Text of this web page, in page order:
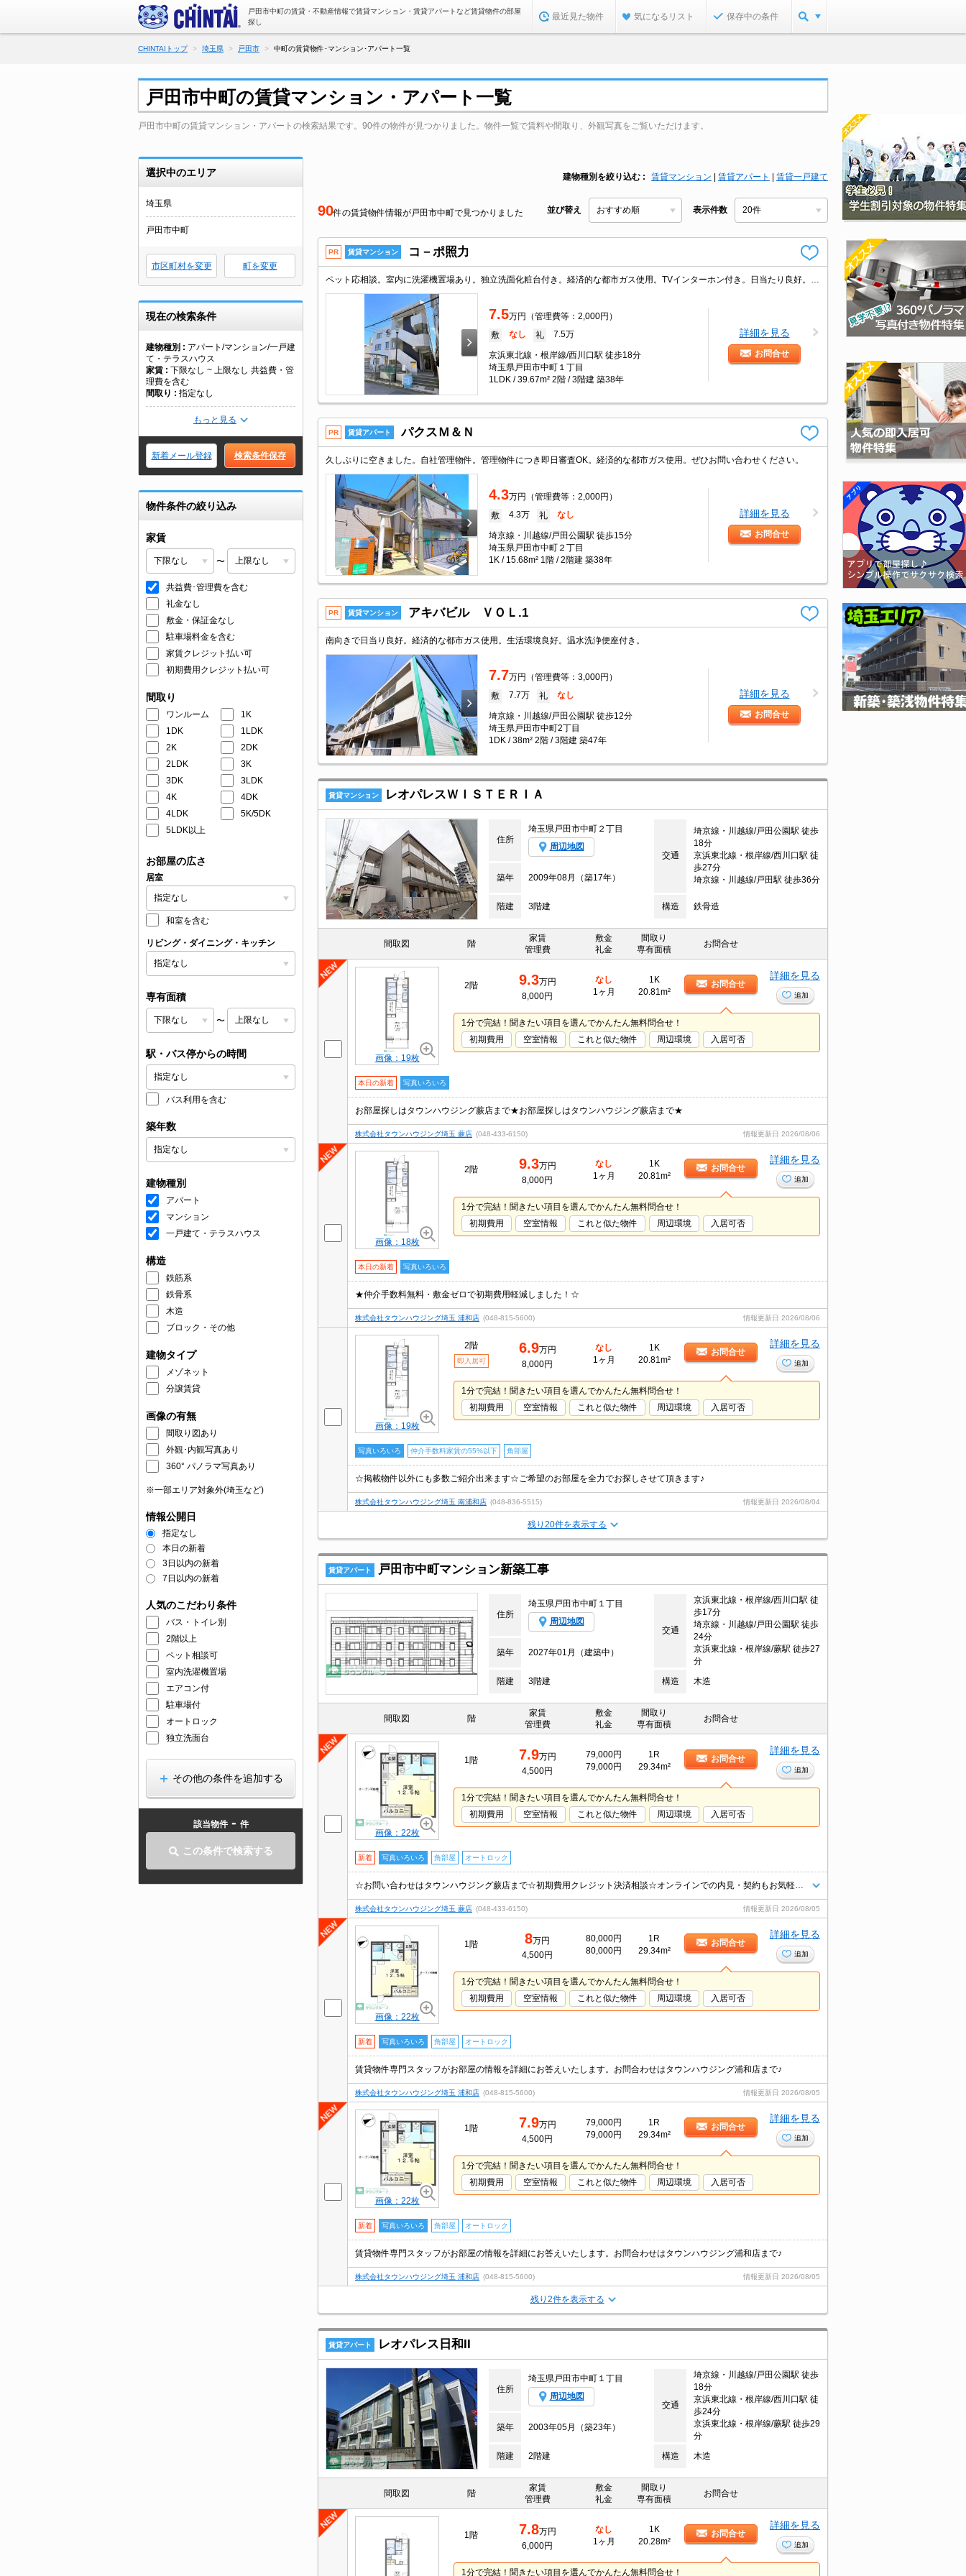
戸田市中町の賃貸・不動産情報で賃貸マンション・賃貸アパートなど賃貸物件の部屋
探し
最近見た物件 気になるリスト 保存中の条件
CHINTAIトップ 埼玉県 戸田市 中町の賃貸物件･マンション･アパート一覧
戸田市中町の賃貸マンション・アパート一覧
戸田市中町の賃貸マンション・アパートの検索結果です。90件の物件が見つかりました。物件一覧で賃料や間取り、外観写真をご覧いただけます。
選択中のエリア
埼玉県
戸田市中町
市区町村を変更 町を変更
現在の検索条件
建物種別
アパート/マンション/一戸建
て・テラスハウス
家賃
下限なし ~ 上限なし 共益費・管
理費を含む
間取り
指定なし
もっと見る
新着メール登録 検索条件保存
物件条件の絞り込み
家賃
〜
共益費･管理費を含む
礼金なし
敷金・保証金なし
駐車場料金を含む
家賃クレジット払い可
初期費用クレジット払い可
間取り
ワンルーム
1K
1DK
1LDK
2K
2DK
2LDK
3K
3DK
3LDK
4K
4DK
4LDK
5K/5DK
5LDK以上
お部屋の広さ
居室
和室を含む
リビング・ダイニング・キッチン
専有面積
〜
駅・バス停からの時間
バス利用を含む
築年数
建物種別
アパート
マンション
一戸建て・テラスハウス
構造
鉄筋系
鉄骨系
木造
ブロック・その他
建物タイプ
メゾネット
分譲賃貸
画像の有無
間取り図あり
外観･内観写真あり
360° パノラマ写真あり
※一部エリア対象外(埼玉など)
情報公開日
指定なし
本日の新着
3日以内の新着
7日以内の新着
人気のこだわり条件
バス・トイレ別
2階以上
ペット相談可
室内洗濯機置場
エアコン付
駐車場付
オートロック
独立洗面台
その他の条件を追加する
該当物件 - 件
この条件で検索する
建物種別を絞り込む 賃貸マンション 賃貸アパート 賃貸一戸建て
90件の賃貸物件情報が戸田市中町で見つかりました 並び替え 表示件数
PR 賃貸マンション コ－ポ照力
7.5万円（管理費等：2,000円）
敷 なし 礼 7.5万
京浜東北線・根岸線/西川口駅 徒歩18分
埼玉県戸田市中町１丁目
1LDK / 39.67m² 2階 / 3階建 築38年
詳細を見る
お問合せ
PR 賃貸アパート パクスＭ＆Ｎ
久しぶりに空きました。自社管理物件。管理物件につき即日審査OK。経済的な都市ガス使用。ぜひお問い合わせください。
4.3万円（管理費等：2,000円）
敷 4.3万 礼 なし
埼京線・川越線/戸田公園駅 徒歩15分
埼玉県戸田市中町２丁目
1K / 15.68m² 1階 / 2階建 築38年
詳細を見る
お問合せ
PR 賃貸マンション アキバビル ＶＯＬ.1
南向きで日当り良好。経済的な都市ガス使用。生活環境良好。温水洗浄便座付き。
7.7万円（管理費等：3,000円）
敷 7.7万 礼 なし
埼京線・川越線/戸田公園駅 徒歩12分
埼玉県戸田市中町2丁目
1DK / 38m² 2階 / 3階建 築47年
詳細を見る
お問合せ
賃貸マンション レオパレスＷＩＳＴＥＲＩＡ
住所
埼玉県戸田市中町２丁目
周辺地図
交通
埼京線・川越線/戸田公園駅 徒歩
18分
京浜東北線・根岸線/西川口駅 徒
歩27分
埼京線・川越線/戸田駅 徒歩36分
築年 2009年08月（築17年）
階建 3階建 構造 鉄骨造
間取図 階
家賃
管理費
敷金
礼金
間取り
専有面積
お問合せ
画像：19枚
2階 9.3万円
8,000円
なし
1ヶ月
1K
20.81m²
お問合せ
詳細を見る
追加
1分で完結！聞きたい項目を選んでかんたん無料問合せ！
初期費用
空室情報 これと似た物件 周辺環境 入居可否
本日の新着 写真いろいろ
お部屋探しはタウンハウジング蕨店まで★お部屋探しはタウンハウジング蕨店まで★
株式会社タウンハウジング埼玉 蕨店 (048-433-6150) 情報更新日 2026/08/06
画像：18枚
2階 9.3万円
8,000円
なし
1ヶ月
1K
20.81m²
お問合せ
詳細を見る
追加
1分で完結！聞きたい項目を選んでかんたん無料問合せ！
初期費用
空室情報 これと似た物件 周辺環境 入居可否
本日の新着 写真いろいろ
★仲介手数料無料・敷金ゼロで初期費用軽減しました！☆
株式会社タウンハウジング埼玉 浦和店 (048-815-5600) 情報更新日 2026/08/06
画像：19枚
2階
即入居可
6.9万円
8,000円
なし
1ヶ月
1K
20.81m²
お問合せ
詳細を見る
追加
1分で完結！聞きたい項目を選んでかんたん無料問合せ！
初期費用
空室情報 これと似た物件 周辺環境 入居可否
写真いろいろ 仲介手数料家賃の55%以下 角部屋
☆掲載物件以外にも多数ご紹介出来ます☆ご希望のお部屋を全力でお探しさせて頂きます♪
株式会社タウンハウジング埼玉 南浦和店 (048-836-5515) 情報更新日 2026/08/04
残り20件を表示する
賃貸アパート 戸田市中町マンション新築工事
住所
埼玉県戸田市中町１丁目
周辺地図
交通
京浜東北線・根岸線/西川口駅 徒
歩17分
埼京線・川越線/戸田公園駅 徒歩
24分
京浜東北線・根岸線/蕨駅 徒歩27
分
築年 2027年01月（建築中）
階建 3階建 構造 木造
間取図 階
家賃
管理費
敷金
礼金
間取り
専有面積
お問合せ
画像：22枚
1階 7.9万円
4,500円
79,000円
79,000円
1R
29.34m²
お問合せ
詳細を見る
追加
1分で完結！聞きたい項目を選んでかんたん無料問合せ！
初期費用
空室情報 これと似た物件 周辺環境 入居可否
新着 写真いろいろ 角部屋 オートロック
株式会社タウンハウジング埼玉 蕨店 (048-433-6150) 情報更新日 2026/08/05
画像：22枚
1階 8万円
4,500円
80,000円
80,000円
1R
29.34m²
お問合せ
詳細を見る
追加
1分で完結！聞きたい項目を選んでかんたん無料問合せ！
初期費用
空室情報 これと似た物件 周辺環境 入居可否
新着 写真いろいろ 角部屋 オートロック
賃貸物件専門スタッフがお部屋の情報を詳細にお答えいたします。お問合わせはタウンハウジング浦和店まで♪
株式会社タウンハウジング埼玉 浦和店 (048-815-5600) 情報更新日 2026/08/05
画像：22枚
1階 7.9万円
4,500円
79,000円
79,000円
1R
29.34m²
お問合せ
詳細を見る
追加
1分で完結！聞きたい項目を選んでかんたん無料問合せ！
初期費用
空室情報 これと似た物件 周辺環境 入居可否
新着 写真いろいろ 角部屋 オートロック
賃貸物件専門スタッフがお部屋の情報を詳細にお答えいたします。お問合わせはタウンハウジング浦和店まで♪
株式会社タウンハウジング埼玉 浦和店 (048-815-5600) 情報更新日 2026/08/05
残り2件を表示する
賃貸アパート レオパレス日和II
住所
埼玉県戸田市中町１丁目
周辺地図
交通
埼京線・川越線/戸田公園駅 徒歩
18分
京浜東北線・根岸線/西川口駅 徒
歩24分
京浜東北線・根岸線/蕨駅 徒歩29
分
築年 2003年05月（築23年）
階建 2階建 構造 木造
間取図 階
家賃
管理費
敷金
礼金
間取り
専有面積
お問合せ
1階 7.8万円
6,000円
なし
1ヶ月
1K
20.28m²
お問合せ
詳細を見る
追加
1分で完結！聞きたい項目を選んでかんたん無料問合せ！